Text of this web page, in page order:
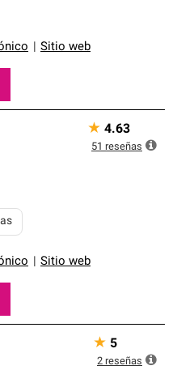
Sitio web
Sitio web
★ 4.63
51 reseñas
★ 5
2 reseñas